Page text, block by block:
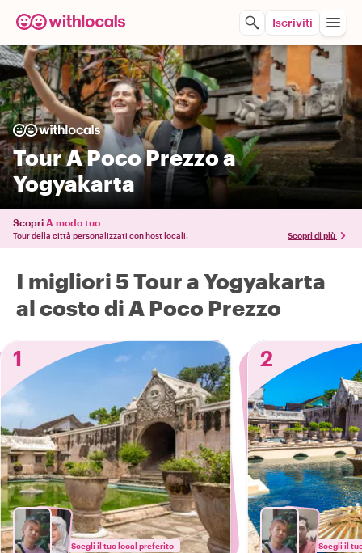
Iscriviti
Tour A Poco Prezzo a
Yogyakarta
Scopri A modo tuo
Tour della città personalizzati con host locali. Scopri di più
I migliori 5 Tour a Yogyakarta
al costo di A Poco Prezzo
1
Scegli il tuo local preferito
2
Scegli il